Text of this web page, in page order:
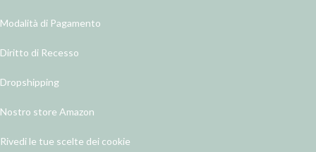
Modalità di Pagamento
Diritto di Recesso
Dropshipping
Nostro store Amazon
Rivedi le tue scelte dei cookie